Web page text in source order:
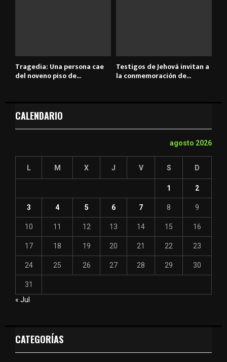
Tragedia: Una persona cae
del noveno piso de...
Testigos de Jehová invitan a
la conmemoración de...
CALENDARIO
agosto 2026
L M X J V S D
1 2
3 4 5 6 7 8 9
10 11 12 13 14 15 16
17 18 19 20 21 22 23
24 25 26 27 28 29 30
31
« Jul
CATEGORÍAS